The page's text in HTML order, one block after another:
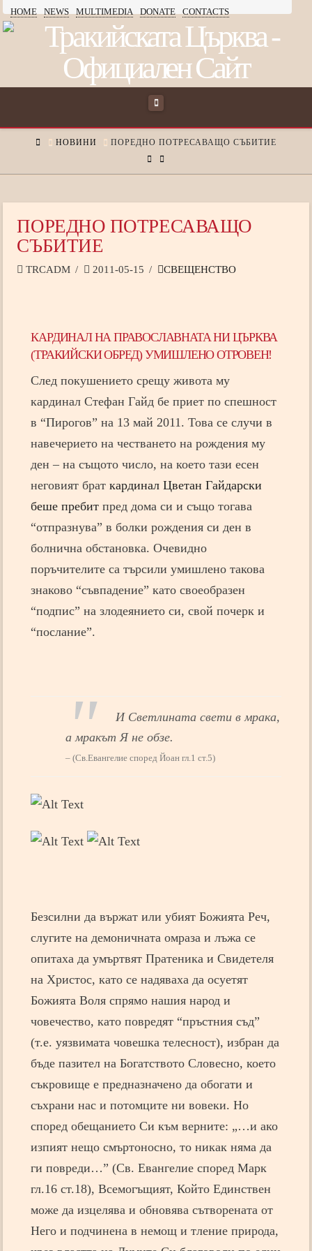
HOME NEWS MULTIMEDIA DONATE CONTACTS
ТРАКИЙСКАТА
ЦЪРКВА
Navigation
HOMEНОВИНИ ПОРЕДНО ПОТРЕСАВАЩО СЪБИТИЕ
ПОРЕДНО ПОТРЕСАВАЩО
СЪБИТИЕ
TRCADM 2011-05-15 СВЕЩЕНСТВО
КАРДИНАЛ НАПРАВОСЛАВНАТА НИ ЦЪРКВА
(ТРАКИЙСКИ ОБРЕД)УМИШЛЕНО ОТРОВЕН!
След покушението срещу живота му
кардинал Стефан Гайд бе приет по спешност
в “Пирогов” на 13 май 2011. Това се случи в
навечерието на честването на рождения му
ден – на същото число, на което тази есен
неговият браткардинал Цветан Гайдарски
беше пребит пред дома си и също тогава
“отпразнува” в болки рождения си ден в
болнична обстановка. Очевидно
поръчителите са търсили умишлено такова
знаково “съвпадение” като своеобразен
“подпис” на злодеянието си, свой почерк и
“послание”.
И Светлината свети в мрака,
а мракът Я не обзе.
(Св.Евангелие според Йоан гл.1 ст.5)
Безсилни да вържат или убият Божията Реч,
слугите на демоничната омраза и лъжа се
опитаха да умъртвят Пратеника и Свидетеля
на Христос, като се надяваха да осуетят
Божията Воля спрямо нашия народ и
човечество, като повредят “пръстния съд”
(т.е. уязвимата човешка телесност), избран да
бъде пазител на Богатството Словесно, което
съкровище е предназначено да обогати и
съхрани нас и потомците ни вовеки. Но
според обещанието Си към верните: „…и ако
изпият нещо смъртоносно, то никак няма да
ги повреди…” (Св. Евангелие според Марк
гл.16 ст.18), Всемогъщият, Който Единствен
може да изцелява и обновява сътворената от
Него и подчинена в немощ и тление природа,